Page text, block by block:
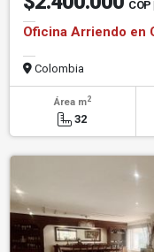
COP
Oficina Arriendo en
Colombia
Área m2
32